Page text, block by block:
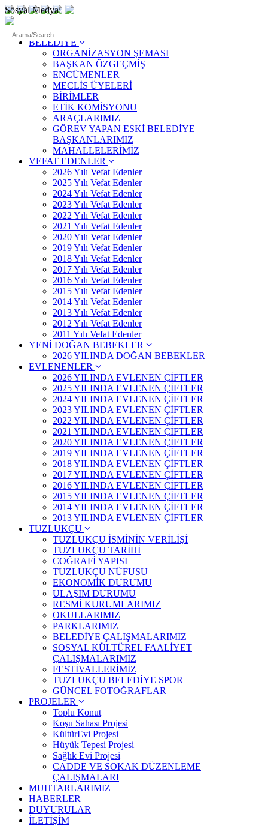
Sosyal Medya:
ANASAYFA
BELEDİYE
ORGANİZASYON ŞEMASI
BAŞKAN ÖZGEÇMİŞ
ENCÜMENLER
MECLİS ÜYELERİ
BİRİMLER
ETİK KOMİSYONU
ARAÇLARIMIZ
GÖREV YAPAN ESKİ BELEDİYE
BAŞKANLARIMIZ
MAHALLELERİMİZ
VEFAT EDENLER
2026 Yılı Vefat Edenler
2025 Yılı Vefat Edenler
2024 Yılı Vefat Edenler
2023 Yılı Vefat Edenler
2022 Yılı Vefat Edenler
2021 Yılı Vefat Edenler
2020 Yılı Vefat Edenler
2019 Yılı Vefat Edenler
2018 Yılı Vefat Edenler
2017 Yılı Vefat Edenler
2016 Yılı Vefat Edenler
2015 Yılı Vefat Edenler
2014 Yılı Vefat Edenler
2013 Yılı Vefat Edenler
2012 Yılı Vefat Edenler
2011 Yılı Vefat Edenler
YENİ DOĞAN BEBEKLER
2026 YILINDA DOĞAN BEBEKLER
EVLENENLER
2026 YILINDA EVLENEN ÇİFTLER
2025 YILINDA EVLENEN ÇİFTLER
2024 YILINDA EVLENEN ÇİFTLER
2023 YILINDA EVLENEN ÇİFTLER
2022 YILINDA EVLENEN ÇİFTLER
2021 YILINDA EVLENEN ÇİFTLER
2020 YILINDA EVLENEN ÇİFTLER
2019 YILINDA EVLENEN ÇİFTLER
2018 YILINDA EVLENEN ÇİFTLER
2017 YILINDA EVLENEN ÇİFTLER
2016 YILINDA EVLENEN ÇİFTLER
2015 YILINDA EVLENEN ÇİFTLER
2014 YILINDA EVLENEN ÇİFTLER
2013 YILINDA EVLENEN ÇİFTLER
TUZLUKÇU
TUZLUKÇU İSMİNİN VERİLİŞİ
TUZLUKÇU TARİHİ
COĞRAFİ YAPISI
TUZLUKÇU NÜFUSU
EKONOMİK DURUMU
ULAŞIM DURUMU
RESMİ KURUMLARIMIZ
OKULLARIMIZ
PARKLARIMIZ
BELEDİYE ÇALIŞMALARIMIZ
SOSYAL KÜLTÜREL FAALİYET
ÇALIŞMALARIMIZ
FESTİVALLERİMİZ
TUZLUKÇU BELEDİYE SPOR
GÜNCEL FOTOĞRAFLAR
PROJELER
Toplu Konut
Koşu Sahası Projesi
KültürEvi Projesi
Hüyük Tepesi Projesi
Sağlık Evi Projesi
CADDE VE SOKAK DÜZENLEME
ÇALIŞMALARI
MUHTARLARIMIZ
HABERLER
DUYURULAR
İLETİŞİM